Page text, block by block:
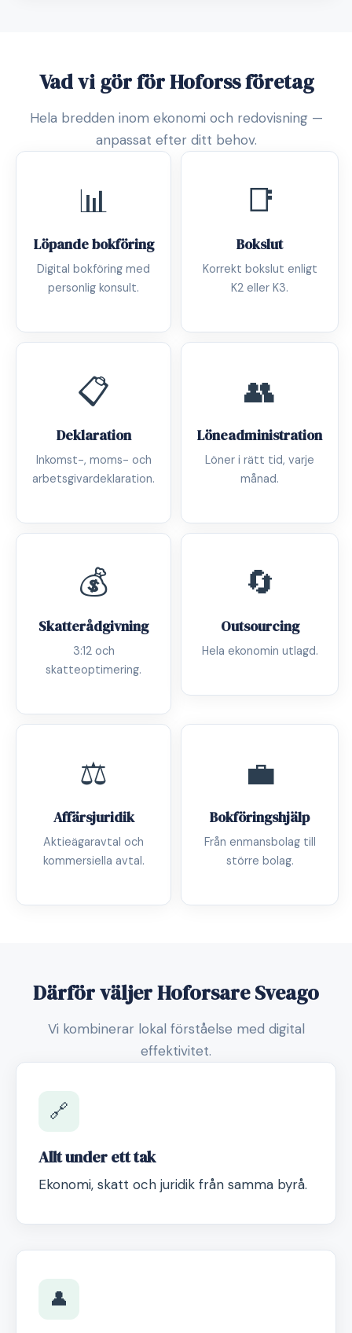
Vad vi gör för Hoforss företag
Hela bredden inom ekonomi och redovisning —
anpassat efter ditt behov.
📊
Löpande bokföring
Digital bokföring med
personlig konsult.
📑
Bokslut
Korrekt bokslut enligt
K2 eller K3.
📋
Deklaration
Inkomst-, moms- och
arbetsgivardeklaration.
👥
Löneadministration
Löner i rätt tid, varje
månad.
💰
Skatterådgivning
3:12 och
skatteoptimering.
🔄
Outsourcing
Hela ekonomin utlagd.
⚖️
Affärsjuridik
Aktieägaravtal och
kommersiella avtal.
💼
Bokföringshjälp
Från enmansbolag till
större bolag.
Därför väljer Hoforsare Sveago
Vi kombinerar lokal förståelse med digital
effektivitet.
🔗
Allt under ett tak
Ekonomi, skatt och juridik från samma byrå.
👤